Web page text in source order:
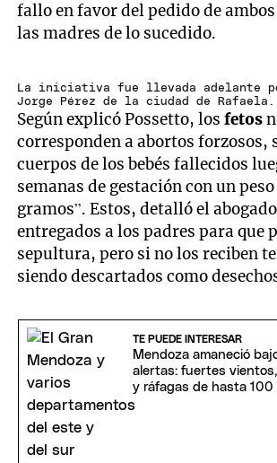
fallo en favor del pedido de
las madres de lo sucedido.
La iniciativa fue llevada adelante
Jorge Pérez de la ciudad de Rafaela.
Según explicó Possetto, losfetos
corresponden a abortos forzosos,
cuerpos de los bebés fallecidos
semanas de gestación con un
gramos”. Estos, detalló el
entregados a los padres para que
sepultura, pero si no los reciben
siendo descartados como
TE PUEDE INTERESAR
Mendoza amaneció
alertas: fuertes
y ráfagas de hasta 100